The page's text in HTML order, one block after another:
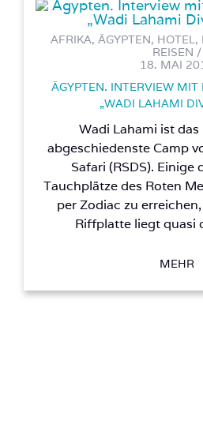
AFRIKA, ÄGYPTEN,
REISEN /
18. MAI
ÄGYPTEN. INTERVIEW MIT
„WADI LAHAMI
Wadi Lahami ist
abgeschiedenste Camp
Safari (RSDS). Einige
Tauchplätze des Roten
per Zodiac zu
Riffplatte liegt quasi
MEHR